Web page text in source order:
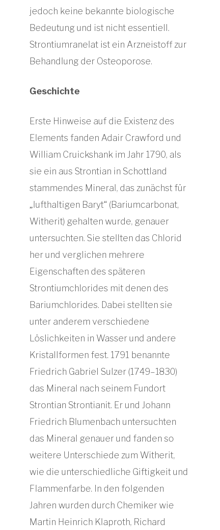
jedoch keine bekannte biologische
Bedeutung und ist nicht essentiell.
Strontiumranelat ist ein Arzneistoff zur
Behandlung der Osteoporose.
Geschichte
Erste Hinweise auf die Existenz des
Elements fanden Adair Crawford und
William Cruickshank im Jahr 1790, als
sie ein aus Strontian in Schottland
stammendes Mineral, das zunächst für
„lufthaltigen Baryt“ (Bariumcarbonat,
Witherit) gehalten wurde, genauer
untersuchten. Sie stellten das Chlorid
her und verglichen mehrere
Eigenschaften des späteren
Strontiumchlorides mit denen des
Bariumchlorides. Dabei stellten sie
unter anderem verschiedene
Löslichkeiten in Wasser und andere
Kristallformen fest. 1791 benannte
Friedrich Gabriel Sulzer (1749–1830)
das Mineral nach seinem Fundort
Strontian Strontianit. Er und Johann
Friedrich Blumenbach untersuchten
das Mineral genauer und fanden so
weitere Unterschiede zum Witherit,
wie die unterschiedliche Giftigkeit und
Flammenfarbe. In den folgenden
Jahren wurden durch Chemiker wie
Martin Heinrich Klaproth, Richard